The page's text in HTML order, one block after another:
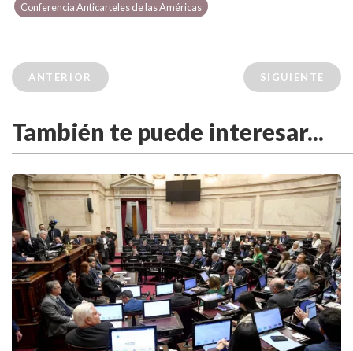
Conferencia Anticarteles de las Américas
ANTERIOR SIGUIENTE
También te puede interesar...